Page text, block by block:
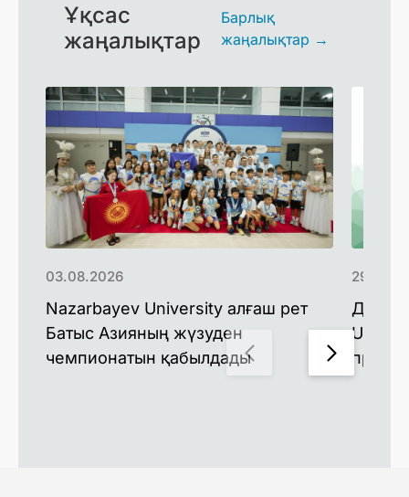
Ұқсас
жаңалықтар
Барлық
жаңалықтар →
Nazarbayev University алғаш рет
Батыс Азияның жүзуден
чемпионатын қабылдады
03.08.2026